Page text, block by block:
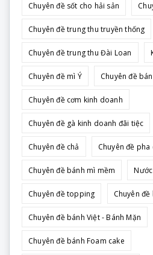
Chuyên đề sốt cho hải sản
Chuyên đề trung thu truyền thống
Chuyên đề trung thu Đài Loan
Chuyên đề mì Ý Chuyên đề
Chuyên đề cơm kinh doanh
Chuyên đề gà kinh doanh đãi tiệc
Chuyên đề chả Chuyên đề pha
Chuyên đề bánh mì mềm
Chuyên đề topping Chuyên
Chuyên đề bánh Việt - Bánh Mặn
Chuyên đề bánh Foam cake